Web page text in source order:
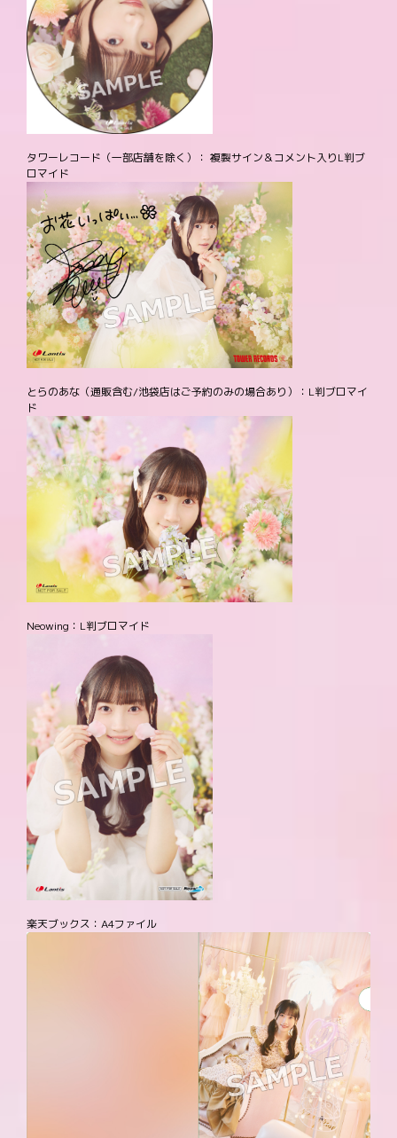
タワーレコード（一部店舗を除く）： 複製サイン＆コメント入りL判ブ
ロマイド
とらのあな（通販含む/池袋店はご予約のみの場合あり）：L判ブロマイ
ド
Neowing：L判ブロマイド
楽天ブックス：A4ファイル